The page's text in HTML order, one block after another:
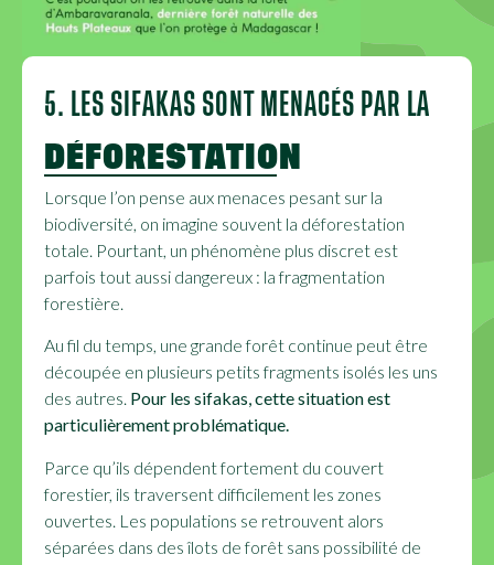
5. LES SIFAKAS SONT MENACÉS PAR LA
DÉFORESTATION
Lorsque l’on pense aux menaces pesant sur la
biodiversité, on imagine souvent la déforestation
totale. Pourtant, un phénomène plus discret est
parfois tout aussi dangereux : la fragmentation
forestière.
Au fil du temps, une grande forêt continue peut être
découpée en plusieurs petits fragments isolés les uns
des autres. Pour les sifakas, cette situation est
particulièrement problématique.
Parce qu’ils dépendent fortement du couvert
forestier, ils traversent difficilement les zones
ouvertes. Les populations se retrouvent alors
séparées dans des îlots de forêt sans possibilité de